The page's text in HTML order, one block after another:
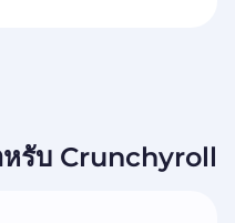
หรับ Crunchyroll